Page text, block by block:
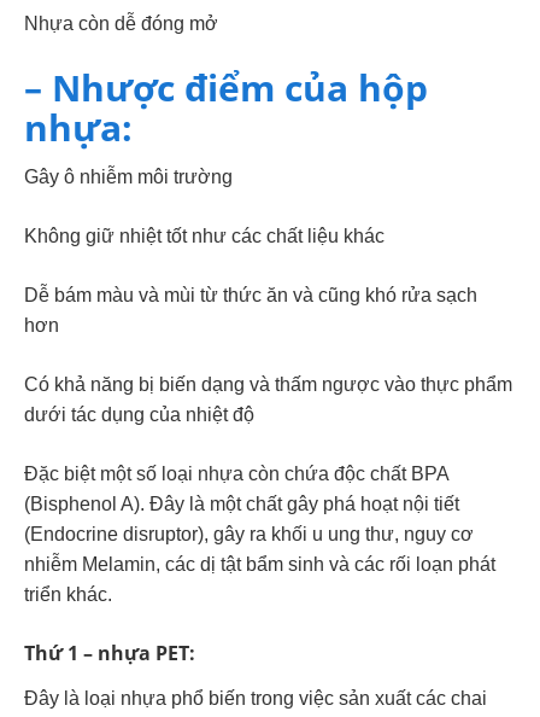
Nhựa còn dễ đóng mở
– Nhược điểm của hộp
nhựa:
Gây ô nhiễm môi trường
Không giữ nhiệt tốt như các chất liệu khác
Dễ bám màu và mùi từ thức ăn và cũng khó rửa sạch
hơn
Có khả năng bị biến dạng và thấm ngược vào thực phẩm
dưới tác dụng của nhiệt độ
Đặc biệt một số loại nhựa còn chứa độc chất BPA
(Bisphenol A). Đây là một chất gây phá hoạt nội tiết
(Endocrine disruptor), gây ra khối u ung thư, nguy cơ
nhiễm Melamin, các dị tật bẩm sinh và các rối loạn phát
triển khác.
Thứ 1 – nhựa PET:
Đây là loại nhựa phổ biến trong việc sản xuất các chai